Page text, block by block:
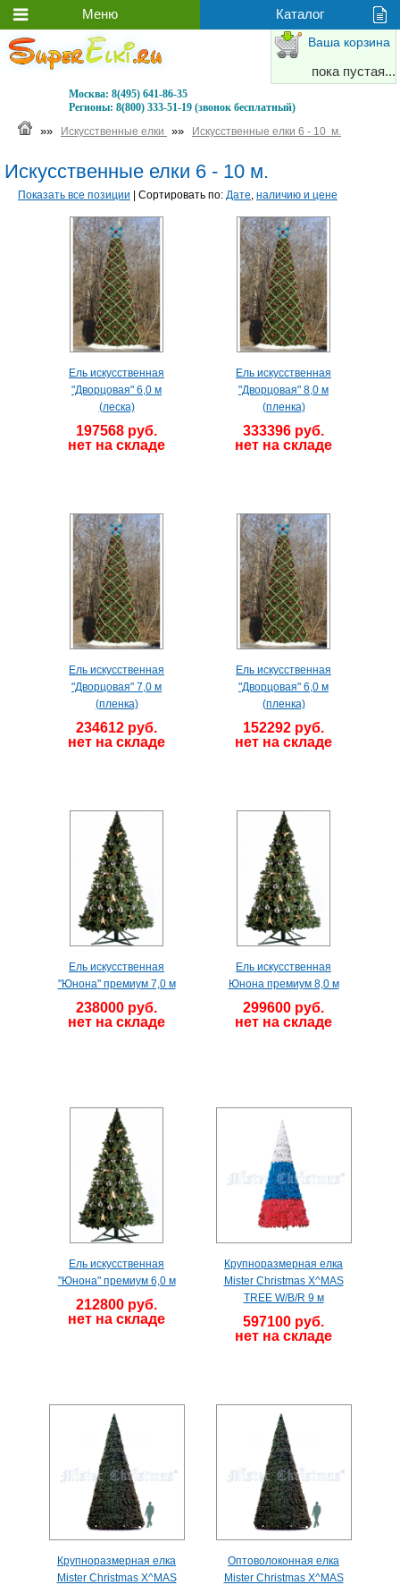
Москва: 8(495) 641-86-35
Регионы: 8(800) 333-51-19 (звонок бесплатный)
Ваша корзина
пока пустая...
»» Искусственные елки »» Искусственные елки 6 - 10 м.
Искусственные елки 6 - 10 м.
Показать все позиции | Сортировать по: Дате, наличию и цене
Ель искусственная
"Дворцовая" 6,0 м
(леска)
197568 руб.
нет на складе
Ель искусственная
"Дворцовая" 8,0 м
(пленка)
333396 руб.
нет на складе
Ель искусственная
"Дворцовая" 7,0 м
(пленка)
234612 руб.
нет на складе
Ель искусственная
"Дворцовая" 6,0 м
(пленка)
152292 руб.
нет на складе
Ель искусственная
"Юнона" премиум 7,0 м
238000 руб.
нет на складе
Ель искусственная
Юнона премиум 8,0 м
299600 руб.
нет на складе
Ель искусственная
"Юнона" премиум 6,0 м
212800 руб.
нет на складе
Крупноразмерная елка
Mister Christmas X^MAS
TREE W/B/R 9 м
597100 руб.
нет на складе
Крупноразмерная елка
Mister Christmas X^MAS
Оптоволоконная елка
Mister Christmas X^MAS